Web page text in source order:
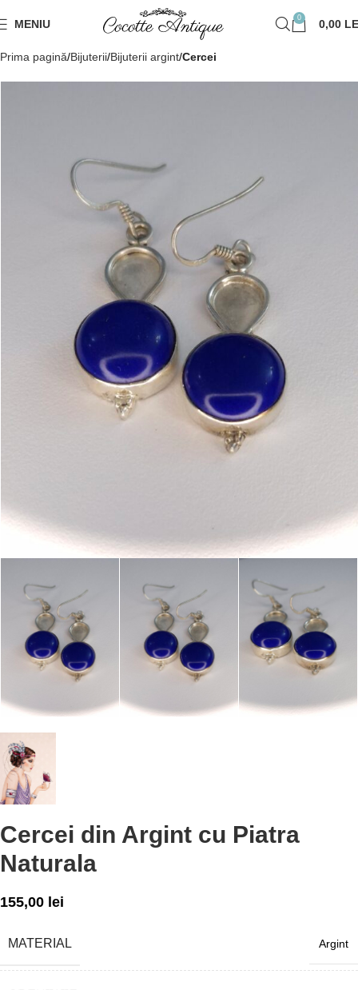
MENIU 0 0,00
Prima pagină Bijuterii Bijuterii argint Cercei
Cercei din Argint cu Piatra
Naturala
155,00 lei
MATERIAL Argint